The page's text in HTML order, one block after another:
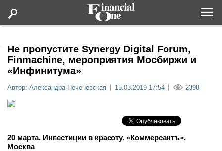
Статьи
Не пропустите Synergy Digital Forum,
Finmachine, мероприятия Мосбиржи и
«Инфинитума»
Автор: Александра Печеневская 15.03.2019 17:54 2398
20 марта. Инвестиции в красоту. «Коммерсантъ».
Москва